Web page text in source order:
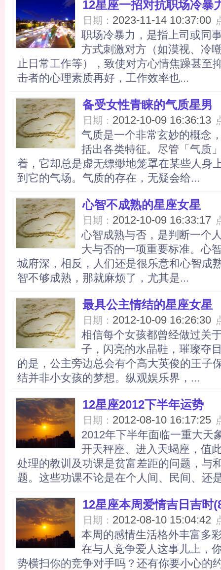
12星座一招对抗职场冷暴
日期： 2023-11-14 10:37:00
职场冷暴力，是指上司或同
方式刺激对方（如漠视、冷
止日常工作等），致使对方心情焦躁甚至
击者的心理素质再好，工作效率也...
备受女性青睐的气质星男
日期： 2012-10-09 16:36:13
气质是一个非常玄妙的概念
括出各类特征。尽管「气质
着，它却总是虚无缥缈地笼罩在某些人身
到它的气场。气质的存在，无疑会给...
心智不成熟的星座女星
日期： 2012-10-09 16:33:17
心智成熟与否，是判断一个
大与否的一项重要标准。心
城府深，相反，人们还是很乐意和心智成
智不够成熟，那就麻烦了，尤其是...
最具公主情结的星座女星
日期： 2012-10-09 16:26:30
相信每个女孩都曾经做过关
子，闪亮的水晶鞋，璀璨
的是，公主旁边总会有个高大英俊的王子
结并非小女孩的梦想。纵观娱乐界，...
12星座2012下半年运势
日期： 2012-08-10 16:17:25
2012年下半年面临一重大天
开天秤座、进入天蝎座，值
处理的教训及功课是贫富差距的问题，与
题。这些功课不论是在个人间、民间、还
12星座本周爱情吉日吉时
日期： 2012-08-10 15:04:42
本周的感情生活格外丰富多
在与人竞争爱人这事儿上，
势横扫你的竞争对手吗？还有你要小心的